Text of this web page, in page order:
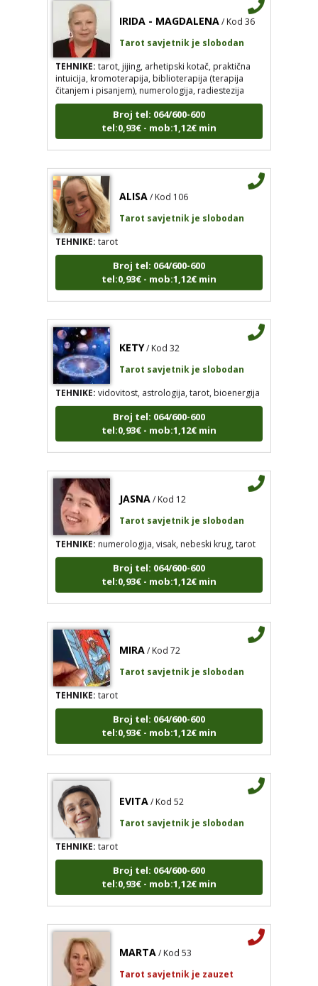
Tarot savjetnik je slobodan
TEHNIKE:tarot, jijing, arhetipski kotač, praktična
intuicija, kromoterapija, biblioterapija (terapija
čitanjem i pisanjem), numerologija, radiestezija
Broj tel: 064/600-600
tel:0,93€ - mob:1,12€ min
Tarot savjetnik je slobodan
TEHNIKE:tarot
Broj tel: 064/600-600
tel:0,93€ - mob:1,12€ min
Tarot savjetnik je slobodan
TEHNIKE:vidovitost, astrologija, tarot, bioenergija
Broj tel: 064/600-600
tel:0,93€ - mob:1,12€ min
Tarot savjetnik je slobodan
TEHNIKE:
numerologija, visak, nebeski krug, tarot
Broj tel: 064/600-600
tel:0,93€ - mob:1,12€ min
Tarot savjetnik je slobodan
TEHNIKE:tarot
Broj tel: 064/600-600
tel:0,93€ - mob:1,12€ min
Tarot savjetnik je slobodan
TEHNIKE:tarot
Broj tel: 064/600-600
tel:0,93€ - mob:1,12€ min
Tarot savjetnik je zauzet
TEHNIKE:tarot, razgovor, savjeti za budućnost